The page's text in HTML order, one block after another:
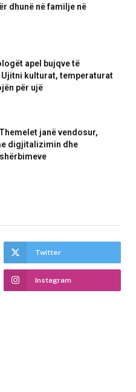
dhunë në familje në
apel bujqve të
Ujitni kulturat, temperaturat
për ujë
janë vendosur,
digjitalizimin dhe
Twitter
Instagram